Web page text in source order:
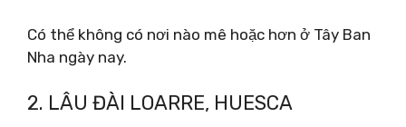
Có thể không có nơi nào mê hoặc hơn ở Tây Ban
Nha ngày nay.
2. LÂU ĐÀI LOARRE, HUESCA